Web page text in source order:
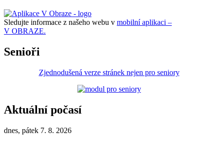
Sledujte informace z našeho webu v mobilní aplikaci –
V OBRAZE.
Senioři
Zjednodušená verze stránek nejen pro seniory
Aktuální počasí
dnes, pátek 7. 8. 2026